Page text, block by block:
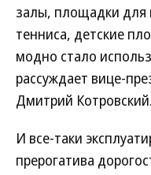
залы, площадки для
тенниса, детские
модно стало
рассуждает вице-
Дмитрий Котровский.
И все-таки
прерогатива